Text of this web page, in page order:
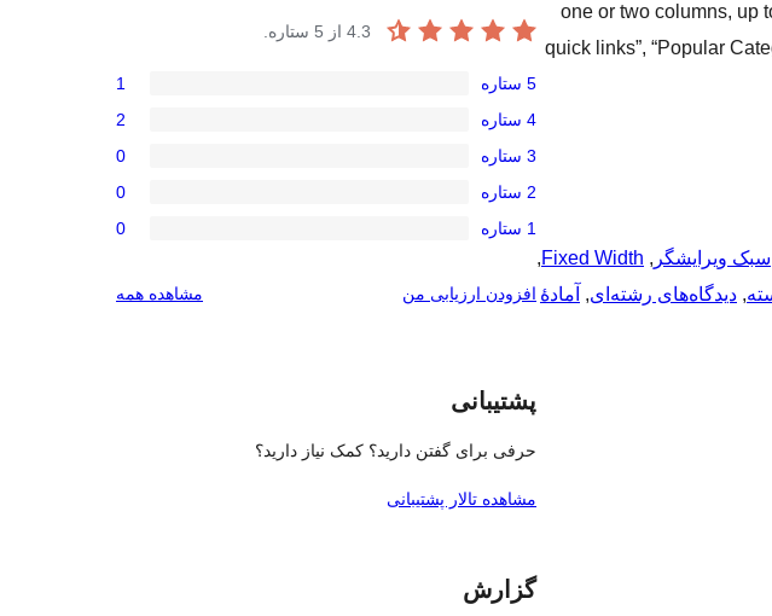
one or two columns, up
quick links”, “Popular
سبک ویرایشگر ,
Fixed Width
,
, دیدگاه‌های رشته‌ای, آمادهٔ
4.3 از 5 ستاره.
امتیاز
1
5-
ستاره
5 ستاره 1
امتیاز
2
4-
ستاره
4 ستاره 2
امتیاز
0
3 ستاره 0
امتیاز
0
ستاره
2 ستاره 0
امتیاز
1-
1 ستاره 0
افزودن ارزیابی من مشاهده همه
پشتیبانی
حرفی برای گفتن دارید؟ کمک نیاز دارید؟
مشاهده تالار پشتیبانی
گزارش